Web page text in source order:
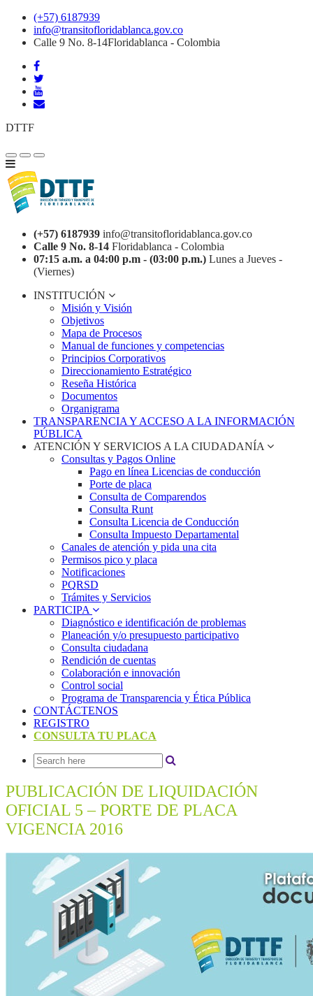
(+57) 6187939
info@transitofloridablanca.gov.co
Calle 9 No. 8-14Floridablanca - Colombia
DTTF
(+57) 6187939 info@transitofloridablanca.gov.co
Calle 9 No. 8-14 Floridablanca - Colombia
07:15 a.m. a 04:00 p.m - (03:00 p.m.) Lunes a Jueves -
(Viernes)
INSTITUCIÓN
Misión y Visión
Objetivos
Mapa de Procesos
Manual de funciones y competencias
Principios Corporativos
Direccionamiento Estratégico
Reseña Histórica
Documentos
Organigrama
TRANSPARENCIA Y ACCESO A LA INFORMACIÓN
PÚBLICA
ATENCIÓN Y SERVICIOS A LA CIUDADANÍA
Consultas y Pagos Online
Pago en línea Licencias de conducción
Porte de placa
Consulta de Comparendos
Consulta Runt
Consulta Licencia de Conducción
Consulta Impuesto Departamental
Canales de atención y pida una cita
Permisos pico y placa
Notificaciones
PQRSD
Trámites y Servicios
PARTICIPA
Diagnóstico e identificación de problemas
Planeación y/o presupuesto participativo​
Consulta ciudadana
Rendición de cuentas
Colaboración e innovación
Control social
Programa de Transparencia y Ética Pública
CONTÁCTENOS
REGISTRO
CONSULTA TU PLACA
PUBLICACIÓN DE LIQUIDACIÓN
OFICIAL 5 – PORTE DE PLACA
VIGENCIA 2016